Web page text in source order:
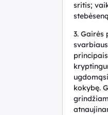
sritis;
3. Gairės
kokybę.